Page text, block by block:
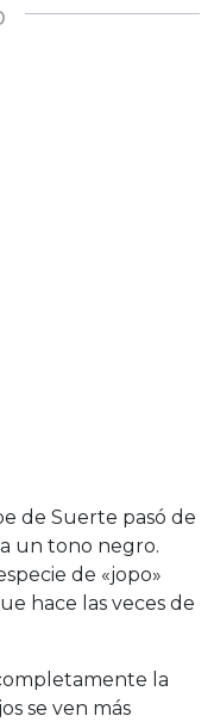
de Suerte pasó de
un tono negro.
de «jopo»
hace las veces de
la
se ven más